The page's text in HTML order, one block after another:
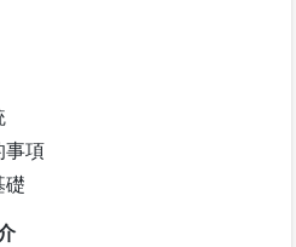
事項
礎